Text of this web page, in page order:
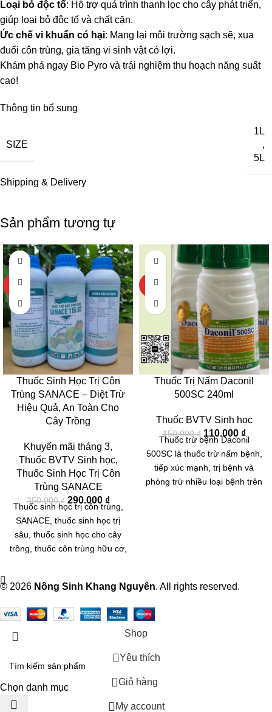
Loại bỏ độc tố: Hỗ trợ quá trình thanh lọc cho cây phát triển,
giúp loại bỏ độc tố và chất cặn.
Ức chế vi khuẩn có hại: Mang lại môi trường sạch sẽ, xua
đuổi côn trùng, gia tăng vi sinh vật có lợi.
Khám phá ngay Bio Pyro và trải nghiệm thu hoạch năng suất
cao!
Thông tin bổ sung
SIZE
1L
,
5L
Shipping & Delivery
Sản phẩm tương tự
-17%
HOT
Thuốc Sinh Học Trị Côn
Trùng SANACE – Diệt Trừ
Hiệu Quả, An Toàn Cho
Cây Trồng
Khuyến mãi tháng 3,
Thuốc BVTV Sinh học,
Thuốc Sinh Học Trị Côn
Trùng SANACE
350.000₫ 290.000 ₫
Thuốc sinh học trị côn trùng,
SANACE, thuốc sinh học trị
sâu, thuốc sinh học cho cây
trồng, thuốc côn trùng hữu cơ,
-27%
HOT
Thuốc Trị Nấm Daconil
500SC 240ml
Thuốc BVTV Sinh học
150.000₫ 110.000 ₫
Thuốc trừ bệnh Daconil
500SC là thuốc trừ nấm bệnh,
tiếp xúc mạnh, trị bệnh và
phòng trừ nhiều loại bệnh trên
© 2026 Nông Sinh Khang Nguyên. All rights reserved.
Chọn danh mục
Shop
Yêu thích
0 Giỏ hàng
My account